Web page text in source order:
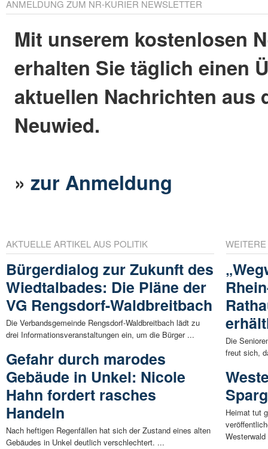
ANMELDUNG ZUM NR-KURIER NEWSLETTER
Mit unserem kostenlosen
erhalten Sie täglich einen
aktuellen Nachrichten aus
Neuwied.
»zur Anmeldung
AKTUELLE ARTIKEL AUS POLITIK
Bürgerdialog zur Zukunft des
Wiedtalbades: Die Pläne der
VG Rengsdorf-Waldbreitbach
Die Verbandsgemeinde Rengsdorf-Waldbreitbach lädt zu
drei Informationsveranstaltungen ein, um die Bürger ...
Gefahr durch marodes
Gebäude in Unkel: Nicole
Hahn fordert rasches
Handeln
Nach heftigen Regenfällen hat sich der Zustand eines alten
Gebäudes in Unkel deutlich verschlechtert. ...
Die
freut sich,
Heimat tut